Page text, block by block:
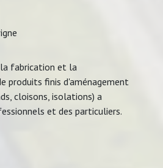
fabrication et la
produits finis d'aménagement
cloisons, isolations) a
et des particuliers.